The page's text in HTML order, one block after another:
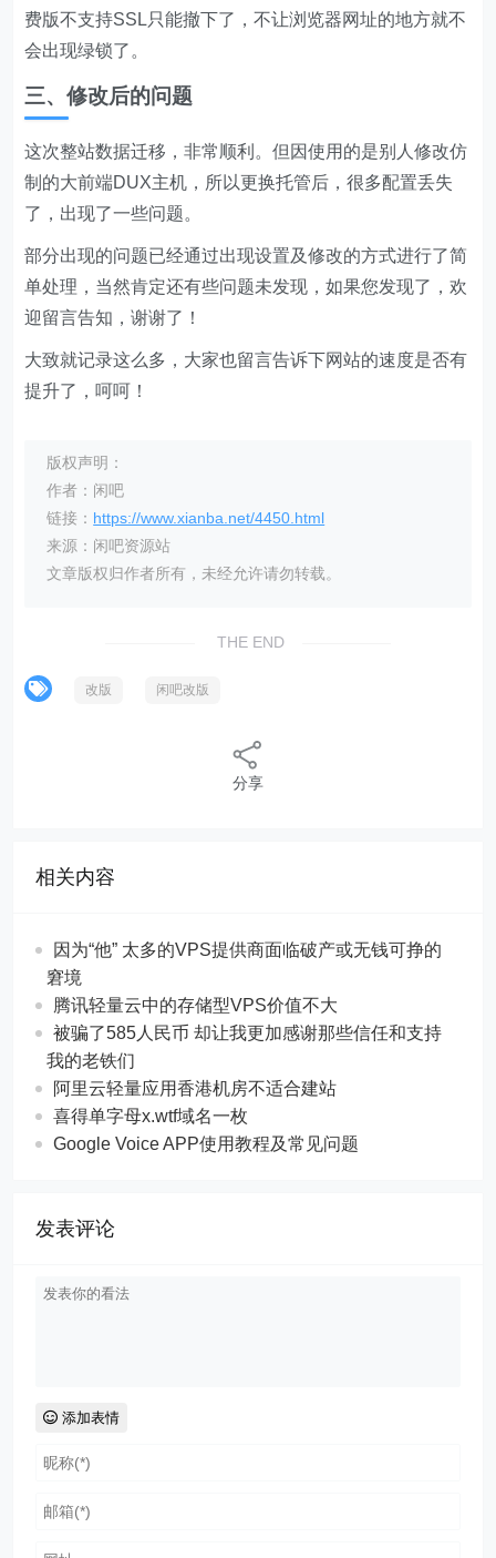
费版不支持SSL只能撤下了，不让浏览器网址的地方就不
会出现绿锁了。
三、修改后的问题
这次整站数据迁移，非常顺利。但因使用的是别人修改仿
制的大前端DUX主机，所以更换托管后，很多配置丢失
了，出现了一些问题。
部分出现的问题已经通过出现设置及修改的方式进行了简
单处理，当然肯定还有些问题未发现，如果您发现了，欢
迎留言告知，谢谢了！
大致就记录这么多，大家也留言告诉下网站的速度是否有
提升了，呵呵！
版权声明：
作者：闲吧
链接： https://www.xianba.net/4450.html
来源：闲吧资源站
文章版权归作者所有，未经允许请勿转载。
THE END
改版 闲吧改版
分享
相关内容
因为“他” 太多的VPS提供商面临破产或无钱可挣的
窘境
腾讯轻量云中的存储型VPS价值不大
被骗了585人民币 却让我更加感谢那些信任和支持
我的老铁们
阿里云轻量应用香港机房不适合建站
喜得单字母x.wtf域名一枚
Google Voice APP使用教程及常见问题
发表评论
添加表情